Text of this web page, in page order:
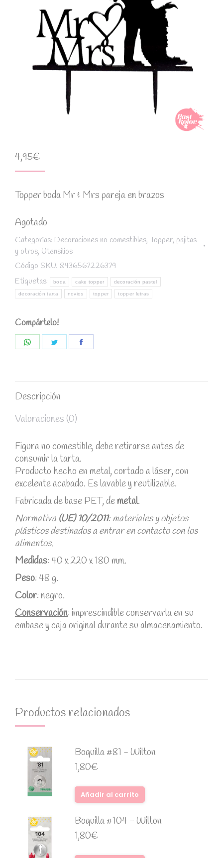
4,95€
Topper boda Mr & Mrs pareja en brazos
Agotado
Categorías: Decoraciones no comestibles, Topper, pajitas
y otros, Utensilios
Código SKU: 8436567226379
Etiquetas:
boda cake topper decoración pastel
decoración tarta novios topper topper letras
Compártelo!
Descripción
Valoraciones (0)
Figura no comestible, debe retirarse antes de
consumir la tarta.
Producto hecho en metal, cortado a láser, con
excelente acabado. Es lavable y reutilizable.
Fabricada de base PET, demetal.
Normativa (UE) 10/2011: materiales y objetos
plásticos destinados a entrar en contacto con los
alimentos.
Medidas: 40 x 220 x 180 mm.
Peso: 48 g.
Color: negro.
Conservación: imprescindible conservarla en su
embase y caja original durante su almacenamiento.
Productos relacionados
Boquilla #81 - Wilton
1,80€
Añadir al carrito
Boquilla #104 - Wilton
1,80€